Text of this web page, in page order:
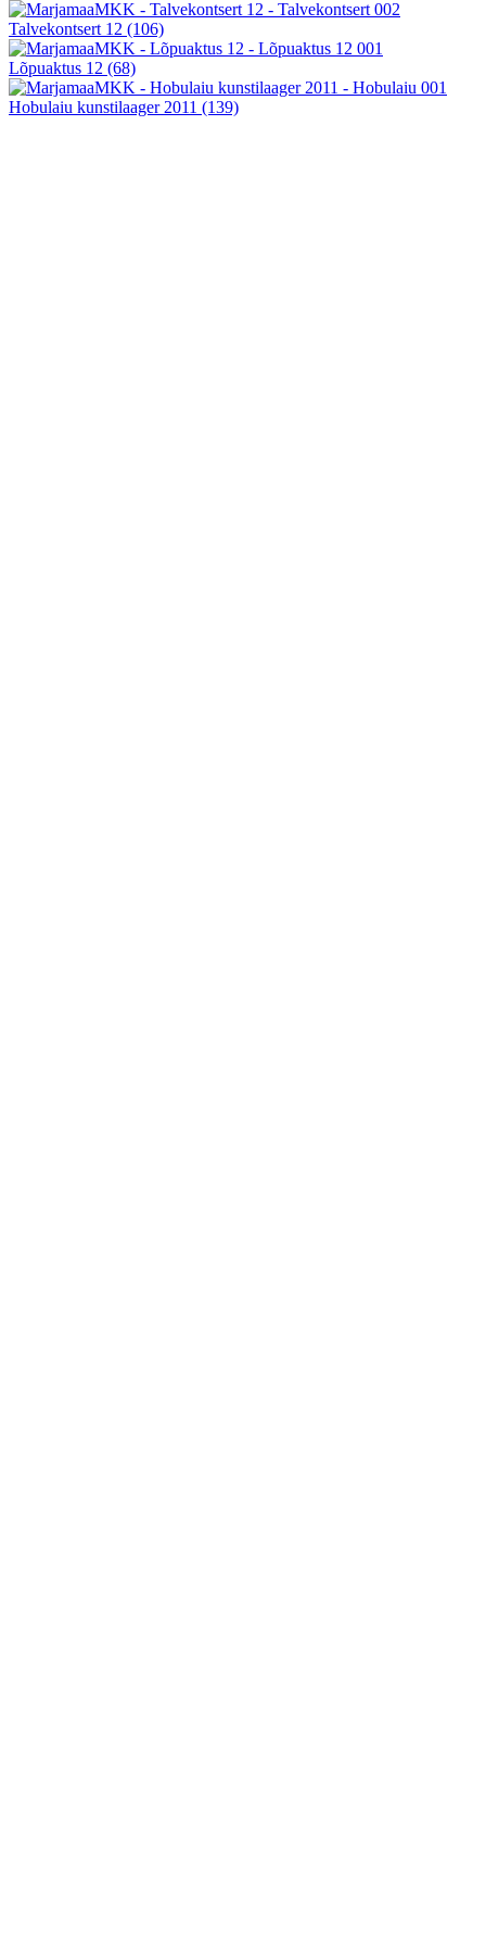
Talvekontsert 12 (106)
Lõpuaktus 12 (68)
Hobulaiu kunstilaager 2011 (139)